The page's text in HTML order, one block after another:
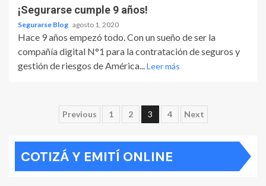
¡Segurarse cumple 9 años!
Segurarse Blog agosto 1, 2020
Hace 9 años empezó todo. Con un sueño de ser la
compañía digital N°1 para la contratación de seguros y
gestión de riesgos de América...Leer más
Paginación
de
entradas
Previous 1 2 3 4 Next
COTIZÁ Y EMITÍ ONLINE